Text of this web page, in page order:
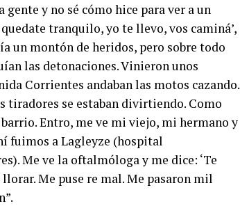
y no sé cómo hice para ver a un
tranquilo, yo te llevo, vos caminá’,
un montón de heridos, pero sobre todo
las detonaciones. Vinieron unos
Corrientes andaban las motos cazando.
tiradores se estaban divirtiendo. Como
Entro, me ve mi viejo, mi hermano y
fuimos a Lagleyze (hospital
Me ve la oftalmóloga y me dice: ‘Te
Me puse re mal. Me pasaron mil